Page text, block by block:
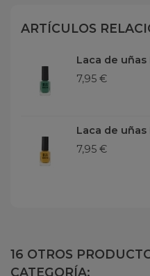
ARTÍCULOS
Laca de uñas
7,95 €
Laca de uñas
7,95 €
16 OTROS
CATEGORÍA: